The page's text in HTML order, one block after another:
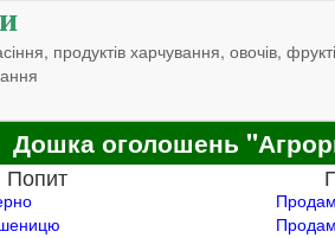
продуктів харчування, овочів,
Дошка оголошень
Попит